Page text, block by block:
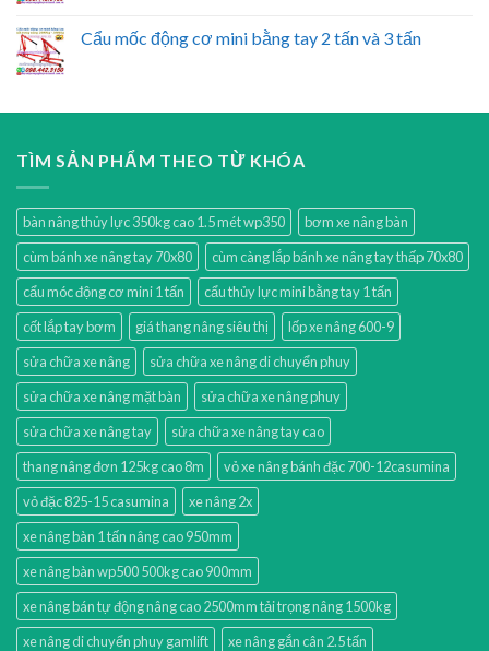
Cẩu mốc động cơ mini bằng tay 2 tấn và 3 tấn
TÌM SẢN PHẨM THEO TỪ KHÓA
bàn nâng thủy lực 350kg cao 1.5 mét wp350
bơm xe nâng bàn
cùm bánh xe nâng tay 70x80
cùm càng lắp bánh xe nâng tay thấp 70x80
cẩu móc động cơ mini 1 tấn
cẩu thủy lực mini bằng tay 1 tấn
cốt lắp tay bơm
giá thang nâng siêu thị
lốp xe nâng 600-9
sửa chữa xe nâng
sửa chữa xe nâng di chuyển phuy
sửa chữa xe nâng mặt bàn
sửa chữa xe nâng phuy
sửa chữa xe nâng tay
sửa chữa xe nâng tay cao
thang nâng đơn 125kg cao 8m
vỏ xe nâng bánh đặc 700-12casumina
vỏ đặc 825-15 casumina
xe nâng 2x
xe nâng bàn 1 tấn nâng cao 950mm
xe nâng bàn wp500 500kg cao 900mm
xe nâng bán tự động nâng cao 2500mm tải trọng nâng 1500kg
xe nâng di chuyển phuy gamlift
xe nâng gắn cân 2.5 tấn